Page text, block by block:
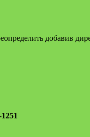
добавив